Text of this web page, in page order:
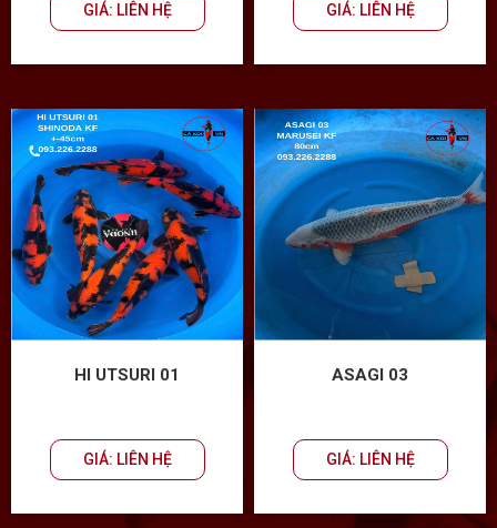
GIÁ: LIÊN HỆ GIÁ: LIÊN HỆ
HI UTSURI 01
GIÁ: LIÊN HỆ
ASAGI 03
GIÁ: LIÊN HỆ